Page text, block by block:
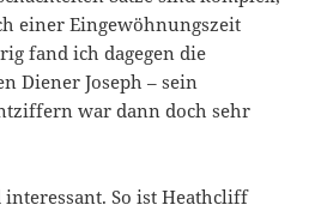
einer Eingewöhnungszeit
fand ich dagegen die
Diener Joseph – sein
war dann doch sehr
interessant. So ist Heathcliff